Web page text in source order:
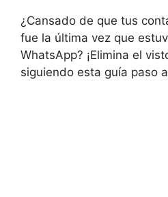
¿Cansado de que tus
fue la última vez que
WhatsApp? ¡Elimina el
siguiendo esta guía paso